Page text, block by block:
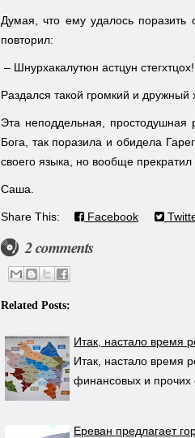
Думая, что ему удалось поразить
повторил:
– Шнурхакалутюн астцун стегхтцох!
Раздался такой громкий и дружный
Эта неподдельная, простодушная
Бога, так поразила и обидела
своего языка, но вообще
Саша.
Share This: Facebook
2 comments
Related Posts:
Итак, настало время
Итак, настало время
финансовых и прочих
Ереван предлагает